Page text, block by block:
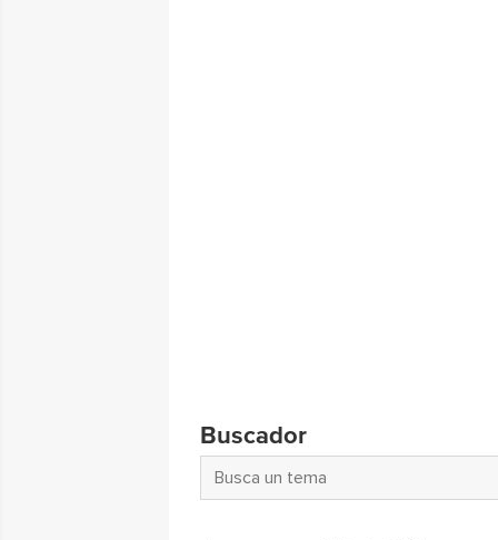
Buscador